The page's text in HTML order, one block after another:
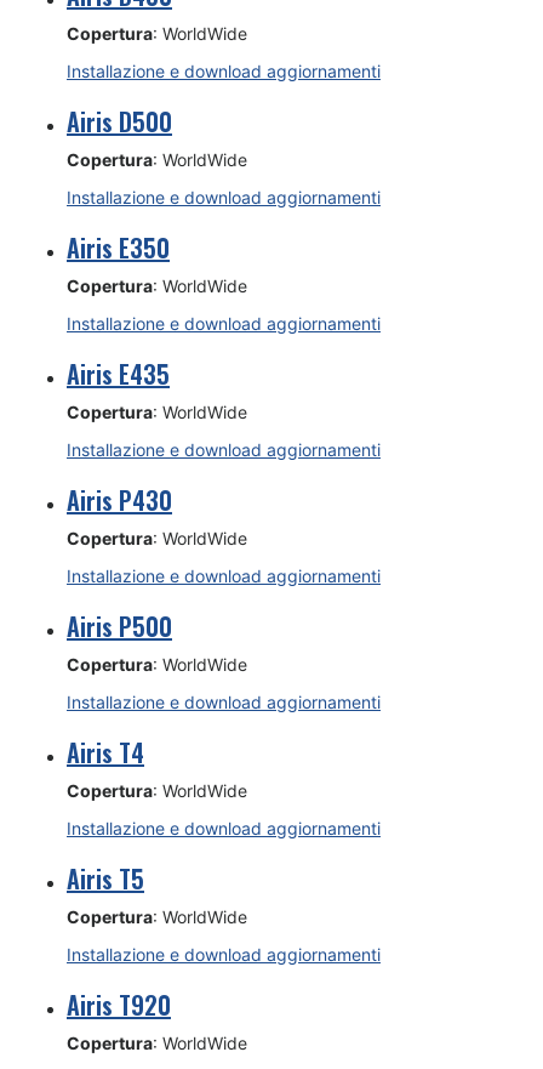
Copertura: WorldWide
Installazione e download aggiornamenti
Airis D500
Copertura: WorldWide
Installazione e download aggiornamenti
Airis E350
Copertura: WorldWide
Installazione e download aggiornamenti
Airis E435
Copertura: WorldWide
Installazione e download aggiornamenti
Airis P430
Copertura: WorldWide
Installazione e download aggiornamenti
Airis P500
Copertura: WorldWide
Installazione e download aggiornamenti
Airis T4
Copertura: WorldWide
Installazione e download aggiornamenti
Airis T5
Copertura: WorldWide
Installazione e download aggiornamenti
Airis T920
Copertura: WorldWide